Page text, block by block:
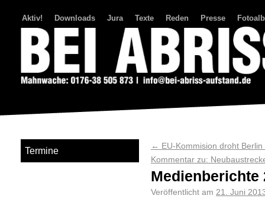
Aktiv! Downloads Jura Texte Reden Presse
← EU-Kommision droht
Kommentar zu:
Medienberichte
Veröffentlicht am 21. Juni
Termine